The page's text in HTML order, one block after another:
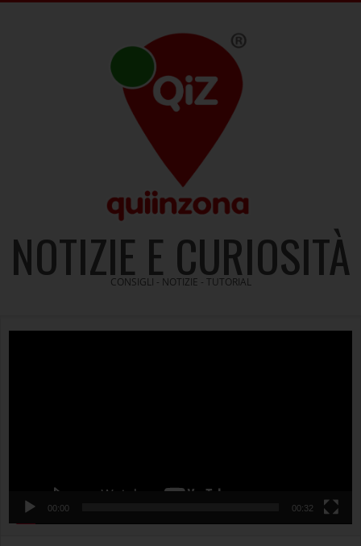
NOTIZIE E CURIOSITÀ
CONSIGLI - NOTIZIE - TUTORIAL
00:00 00:32